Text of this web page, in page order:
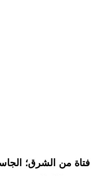
فتاة من الشرق؛